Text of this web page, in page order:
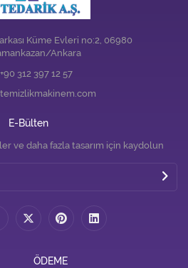
Küme Evleri no:2, 06980
Ankara
+90 312 397 12 57
E-Bülten
ve daha fazla tasarım için kaydolun
ÖDEME